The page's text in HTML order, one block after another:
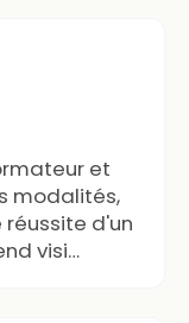
et
modalités,
d'un
visi…